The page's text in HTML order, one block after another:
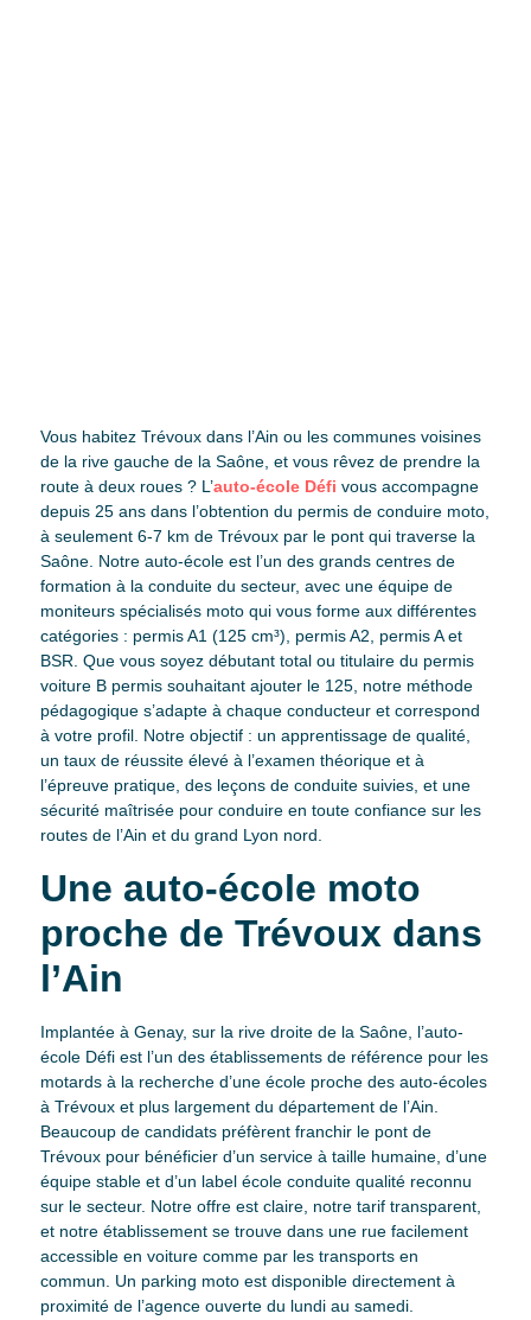
Vous habitez Trévoux dans l’Ain ou les communes voisines
de la rive gauche de la Saône, et vous rêvez de prendre la
route à deux roues ? L’auto-école Défi vous accompagne
depuis 25 ans dans l’obtention du permis de conduire moto,
à seulement 6-7 km de Trévoux par le pont qui traverse la
Saône. Notre auto-école est l’un des grands centres de
formation à la conduite du secteur, avec une équipe de
moniteurs spécialisés moto qui vous forme aux différentes
catégories : permis A1 (125 cm³), permis A2, permis A et
BSR. Que vous soyez débutant total ou titulaire du permis
voiture B permis souhaitant ajouter le 125, notre méthode
pédagogique s’adapte à chaque conducteur et correspond
à votre profil. Notre objectif : un apprentissage de qualité,
un taux de réussite élevé à l’examen théorique et à
l’épreuve pratique, des leçons de conduite suivies, et une
sécurité maîtrisée pour conduire en toute confiance sur les
routes de l’Ain et du grand Lyon nord.
Une auto-école moto
proche de Trévoux dans
l’Ain
Implantée à Genay, sur la rive droite de la Saône, l’auto-
école Défi est l’un des établissements de référence pour les
motards à la recherche d’une école proche des auto-écoles
à Trévoux et plus largement du département de l’Ain.
Beaucoup de candidats préfèrent franchir le pont de
Trévoux pour bénéficier d’un service à taille humaine, d’une
équipe stable et d’un label école conduite qualité reconnu
sur le secteur. Notre offre est claire, notre tarif transparent,
et notre établissement se trouve dans une rue facilement
accessible en voiture comme par les transports en
commun. Un parking moto est disponible directement à
proximité de l’agence ouverte du lundi au samedi.